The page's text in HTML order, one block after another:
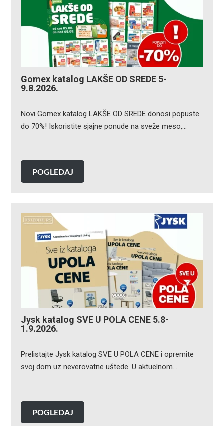
Gomex katalog LAKŠE OD SREDE 5-
9.8.2026.
Novi Gomex katalog LAKŠE OD SREDE donosi popuste
do 70%! Iskoristite sjajne ponude na sveže meso,…
POGLEDAJ
Jysk katalog SVE U POLA CENE 5.8-
1.9.2026.
Prelistajte Jysk katalog SVE U POLA CENE i opremite
svoj dom uz neverovatne uštede. U aktuelnom…
POGLEDAJ